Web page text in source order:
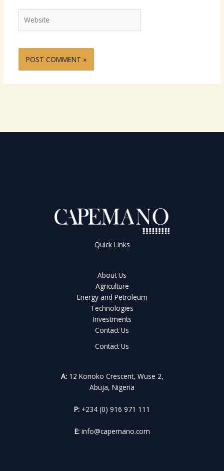
Quick Links
About Us
Agriculture
Energy and Petroleum
Technologies
Investments
Contact Us
Contact Us
A: 12 Konoko Crescent, Wuse 2,
Abuja, Nigeria
P: +234 (0) 916 971 111
E:info@capemano.com